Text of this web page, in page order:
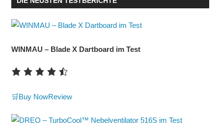
WINMAU – Blade X Dartboard im Test
🛒Buy NowReview